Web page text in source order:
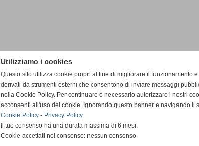
Utilizziamo i cookies
Questo sito utilizza cookie propri al fine di migliorare il funzionamento
derivati da strumenti esterni che consentono di inviare messaggi
nella Cookie Policy. Per continuare è necessario autorizzare i nostri
acconsenti all'uso dei cookie. Ignorando questo banner e navigando il
Cookie Policy - Privacy Policy
Il tuo consenso ha una durata massima di 6 mesi.
Cookie accettati nel consenso: nessun consenso